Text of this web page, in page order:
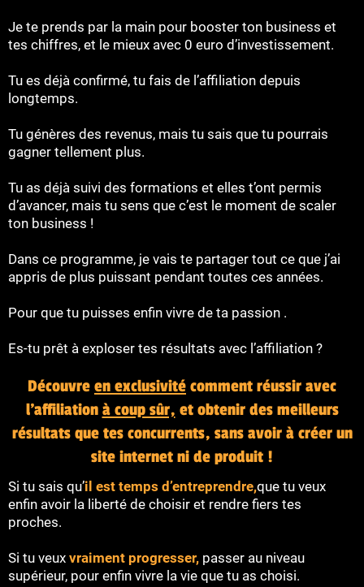
Je te prends par la main pour booster ton business et
tes chiffres, et le mieux avec 0 euro d’investissement.
Tu es déjà confirmé, tu fais de l’affiliation depuis
longtemps.
Tu génères des revenus, mais tu sais que tu pourrais
gagner tellement plus.
Tu as déjà suivi des formations et elles t’ont permis
d’avancer, mais tu sens que c’est le moment de scaler
ton business !
Dans ce programme, je vais te partager tout ce que j’ai
appris de plus puissant pendant toutes ces années.
Pour que tu puisses enfin vivre de ta passion .
Es-tu prêt à exploser tes résultats avec l’affiliation ?
Découvre en exclusivité comment réussir avec
l’affiliation à coup sûr, et obtenir des meilleurs
résultats que tes concurrents, sans avoir à créer un
site internet ni de produit !
Si tu sais qu’il est temps d’entreprendre,que tu veux
enfin avoir la liberté de choisir et rendre fiers tes
proches.
Si tu veux vraiment progresser, passer au niveau
supérieur, pour enfin vivre la vie que tu as choisi.